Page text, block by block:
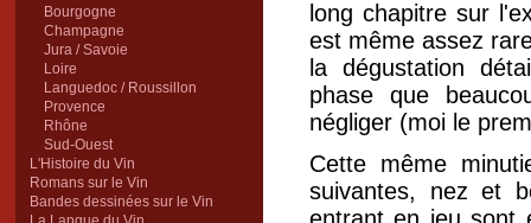
Bourgogne
Champagne
Jura / Savoie
Loire
Languedoc / Roussillon
Provence
Rhône
Sud-Ouest
L'Histoire du Vin
Romans sur le Vin
Bandes dessinées sur le Vin
long chapitre sur
est même assez
la dégustation
phase que
négliger (moi le
Cette même
suivantes, nez et